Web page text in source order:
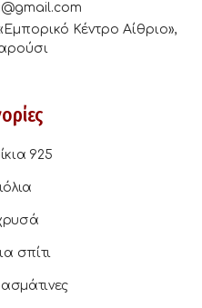
Κέντρο Αίθριο»,
925
σπίτι